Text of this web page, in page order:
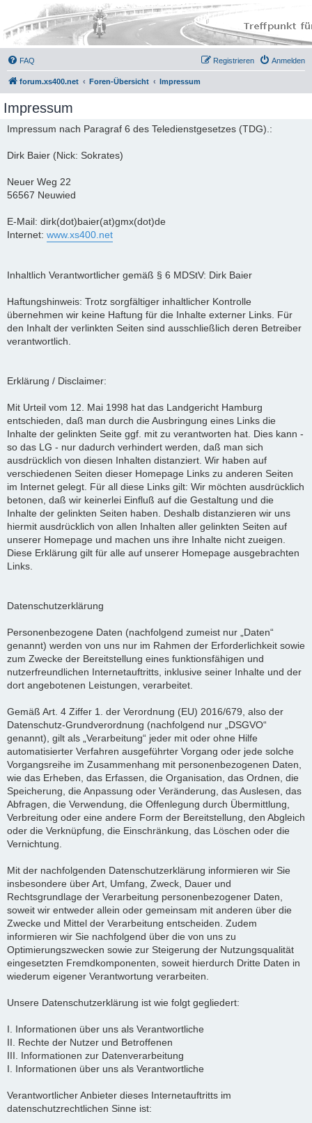
FAQ Anmelden
Registrieren
forum.xs400.net Foren-Übersicht Impressum
Impressum
Impressum nach Paragraf 6 des Teledienstgesetzes (TDG).:
Dirk Baier (Nick: Sokrates)
Neuer Weg 22
56567 Neuwied
E-Mail: dirk(dot)baier(at)gmx(dot)de
Internet: www.xs400.net
Inhaltlich Verantwortlicher gemäß § 6 MDStV: Dirk Baier
Haftungshinweis: Trotz sorgfältiger inhaltlicher Kontrolle
übernehmen wir keine Haftung für die Inhalte externer Links. Für
den Inhalt der verlinkten Seiten sind ausschließlich deren Betreiber
verantwortlich.
Erklärung / Disclaimer:
Mit Urteil vom 12. Mai 1998 hat das Landgericht Hamburg
entschieden, daß man durch die Ausbringung eines Links die
Inhalte der gelinkten Seite ggf. mit zu verantworten hat. Dies kann -
so das LG - nur dadurch verhindert werden, daß man sich
ausdrücklich von diesen Inhalten distanziert. Wir haben auf
verschiedenen Seiten dieser Homepage Links zu anderen Seiten
im Internet gelegt. Für all diese Links gilt: Wir möchten ausdrücklich
betonen, daß wir keinerlei Einfluß auf die Gestaltung und die
Inhalte der gelinkten Seiten haben. Deshalb distanzieren wir uns
hiermit ausdrücklich von allen Inhalten aller gelinkten Seiten auf
unserer Homepage und machen uns ihre Inhalte nicht zueigen.
Diese Erklärung gilt für alle auf unserer Homepage ausgebrachten
Links.
Datenschutzerklärung
Personenbezogene Daten (nachfolgend zumeist nur „Daten“
genannt) werden von uns nur im Rahmen der Erforderlichkeit sowie
zum Zwecke der Bereitstellung eines funktionsfähigen und
nutzerfreundlichen Internetauftritts, inklusive seiner Inhalte und der
dort angebotenen Leistungen, verarbeitet.
Gemäß Art. 4 Ziffer 1. der Verordnung (EU) 2016/679, also der
Datenschutz-Grundverordnung (nachfolgend nur „DSGVO“
genannt), gilt als „Verarbeitung“ jeder mit oder ohne Hilfe
automatisierter Verfahren ausgeführter Vorgang oder jede solche
Vorgangsreihe im Zusammenhang mit personenbezogenen Daten,
wie das Erheben, das Erfassen, die Organisation, das Ordnen, die
Speicherung, die Anpassung oder Veränderung, das Auslesen, das
Abfragen, die Verwendung, die Offenlegung durch Übermittlung,
Verbreitung oder eine andere Form der Bereitstellung, den Abgleich
oder die Verknüpfung, die Einschränkung, das Löschen oder die
Vernichtung.
Mit der nachfolgenden Datenschutzerklärung informieren wir Sie
insbesondere über Art, Umfang, Zweck, Dauer und
Rechtsgrundlage der Verarbeitung personenbezogener Daten,
soweit wir entweder allein oder gemeinsam mit anderen über die
Zwecke und Mittel der Verarbeitung entscheiden. Zudem
informieren wir Sie nachfolgend über die von uns zu
Optimierungszwecken sowie zur Steigerung der Nutzungsqualität
eingesetzten Fremdkomponenten, soweit hierdurch Dritte Daten in
wiederum eigener Verantwortung verarbeiten.
Unsere Datenschutzerklärung ist wie folgt gegliedert:
I. Informationen über uns als Verantwortliche
II. Rechte der Nutzer und Betroffenen
III. Informationen zur Datenverarbeitung
I. Informationen über uns als Verantwortliche
Verantwortlicher Anbieter dieses Internetauftritts im
datenschutzrechtlichen Sinne ist: